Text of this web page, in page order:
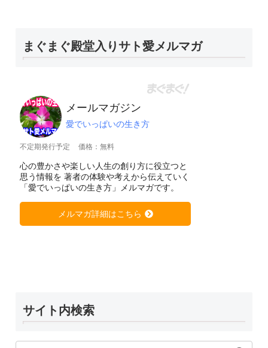
まぐまぐ殿堂入りサト愛メルマガ
メールマガジン
愛でいっぱいの生き方
不定期発行予定 価格：無料
心の豊かさや楽しい人生の創り方に役立つと
思う情報を 著者の体験や考えから伝えていく
「愛でいっぱいの生き方」メルマガです。
メルマガ詳細はこちら
サイト内検索